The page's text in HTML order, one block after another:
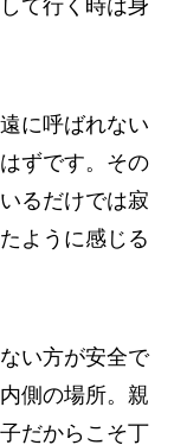
て行く時は身
に呼ばれない
ずです。その
るだけでは寂
ように感じる
い方が安全で
側の場所。親
だからこそ丁